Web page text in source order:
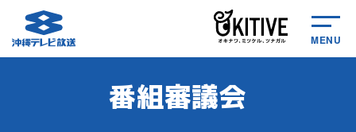
MENU
番組審議会